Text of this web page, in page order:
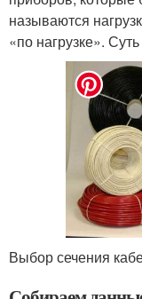
называются
«по нагрузке».
Выбор сечения